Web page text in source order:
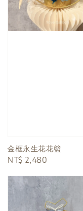
金框永生花花籃
Regular
NT$ 2,480